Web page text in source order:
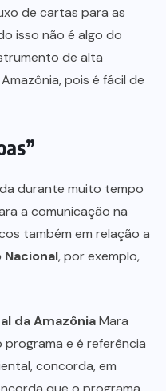
de cartas para as
isso não é algo do
de alta
pois é fácil de
durante muito tempo
a comunicação na
também em relação a
Nacional, por exemplo,
da AmazôniaMara
programa e é referência
concorda, em